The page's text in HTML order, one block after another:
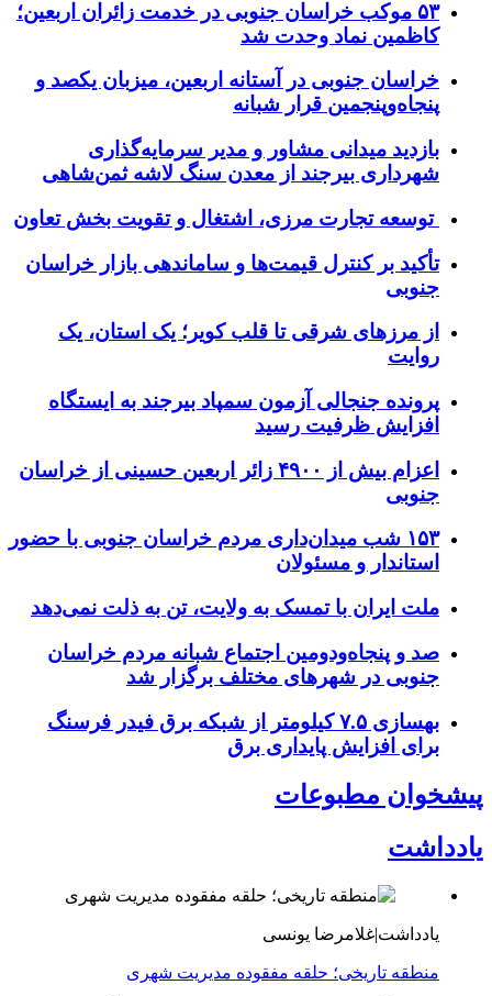
۵۳ موکب خراسان جنوبی در خدمت زائران اربعین؛
کاظمین نماد وحدت شد
خراسان جنوبی در آستانه اربعین، میزبان یکصد و
پنجاه‌وپنجمین قرار شبانه
بازدید میدانی مشاور و مدیر سرمایه‌گذاری
شهرداری بیرجند از معدن سنگ لاشه ثمن‌شاهی
توسعه تجارت مرزی، اشتغال و تقویت بخش تعاون
تأکید بر کنترل قیمت‌ها و ساماندهی بازار خراسان
جنوبی
از مرزهای شرقی تا قلب کویر؛ یک استان، یک
روایت
پرونده جنجالی آزمون سمپاد بیرجند به ایستگاه
افزایش ظرفیت رسید
اعزام بیش از ۴۹۰۰ زائر اربعین حسینی از خراسان
جنوبی
۱۵۳ شب میدان‌داری مردم خراسان جنوبی با حضور
استاندار و مسئولان
ملت ایران با تمسک به ولایت، تن به ذلت نمی‌دهد
صد و پنجاه‌ودومین اجتماع شبانه مردم خراسان
جنوبی در شهرهای مختلف برگزار شد
بهسازی ۷.۵ کیلومتر از شبکه برق فیدر فرسنگ
برای افزایش پایداری برق
پیشخوان مطبوعات
یادداشت
یادداشت|غلامرضا یونسی
منطقه تاریخی؛ حلقه مفقوده مدیریت شهری